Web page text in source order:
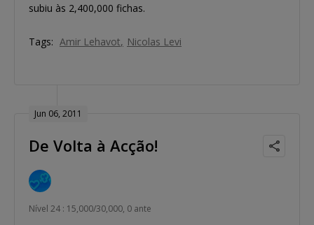
subiu às 2,400,000 fichas.
Tags: Amir Lehavot Nicolas Levi
Jun 06, 2011
De Volta à Acção!
Nível 24 : 15,000/30,000, 0 ante